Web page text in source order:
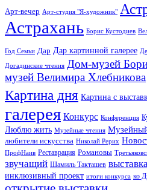
Арт-вечер Арт-студия "Я-художник"
Астрахань Борис Кустодиев
Год Семьи Дар Дар картинной галерее
Догадинские чтения Дом-музей
музей Велимира Хлебникова
Картина дня Картина с
галерея Конкурс Конференция
Люблю жить Музейные чтения
любители искусства Николай Рерих
ПрофНаив Реставрация Романовы
звучащий Шамиль Такташев
инклюзивный проект итоги конкурса ко